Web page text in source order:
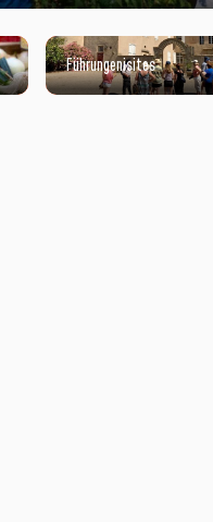
Führungenisites